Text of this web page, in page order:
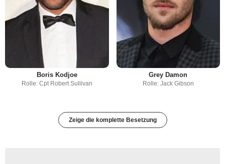
Boris Kodjoe
Rolle: Cpt Robert Sullivan
Grey Damon
Rolle: Jack Gibson
Zeige die komplette Besetzung